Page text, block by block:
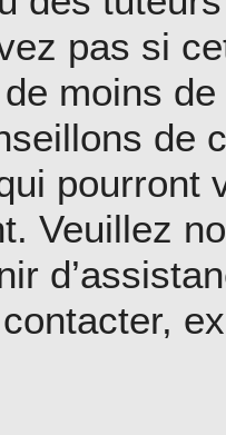
pas si
moins
de
pourront
Veuillez
contacter,